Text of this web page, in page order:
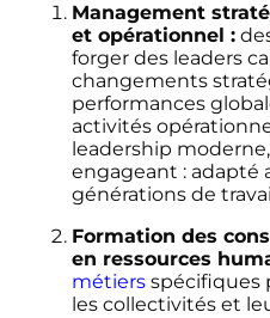
Management
et opérationnel :
forger des leaders
changements
performances
activités
leadership
engageant : adapté
générations de
Formation des
en ressources
métiers spécifiques
les collectivités et